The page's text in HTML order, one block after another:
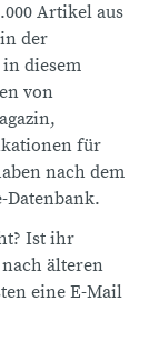
Artikel aus
der
diesem
von
für
nach dem
Ist ihr
älteren
eine E-Mail